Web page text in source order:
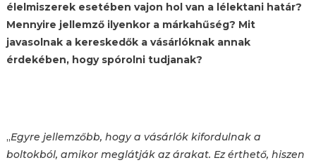
élelmiszerek esetében vajon hol van a lélektani határ?
Mennyire jellemző ilyenkor a márkahűség? Mit
javasolnak a kereskedők a vásárlóknak annak
érdekében, hogy spórolni tudjanak?
„Egyre jellemzőbb, hogy a vásárlók kifordulnak a
boltokból, amikor meglátják az árakat. Ez érthető, hiszen